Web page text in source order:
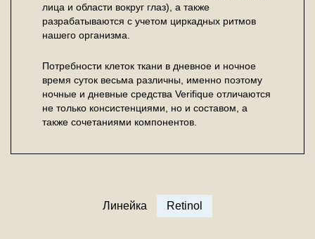
лица и области вокруг глаз), а также
разрабатываются с учетом циркадных ритмов
нашего организма.
Потребности клеток ткани в дневное и ночное
время суток весьма различны, именно поэтому
ночные и дневные средства Verifique отличаются
не только консистенциями, но и составом, а
также сочетаниями компонентов.
Линейка Retinol